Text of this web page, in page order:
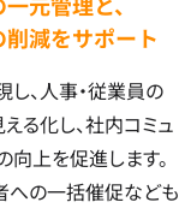
減をサポート
、人事・従業員の
る化し、社内コミュ
向上を促進します。
への一括催促なども